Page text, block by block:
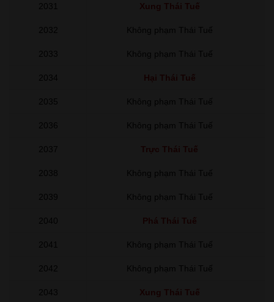
2031 Xung Thái Tuế
2032 Không phạm Thái Tuế
2033 Không phạm Thái Tuế
2034 Hại Thái Tuế
2035 Không phạm Thái Tuế
2036 Không phạm Thái Tuế
2037 Trực Thái Tuế
2038 Không phạm Thái Tuế
2039 Không phạm Thái Tuế
2040 Phá Thái Tuế
2041 Không phạm Thái Tuế
2042 Không phạm Thái Tuế
2043 Xung Thái Tuế